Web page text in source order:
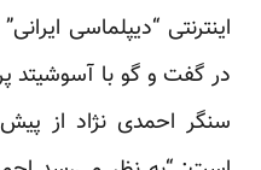
اینترنتی “دیپلماسی
در گفت و گو با
سنگر احمدی نژاد از